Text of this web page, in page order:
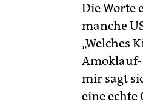
Die Worte
manche
„Welches
Amoklauf-
mir sagt
eine echte